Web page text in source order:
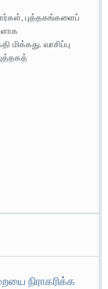
புத்தகங்களைப்
வாசிப்பு
நிராகரிக்க